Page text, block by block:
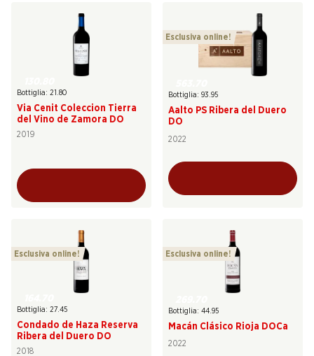
Bottiglia: 21.80
Via Cenit Coleccion Tierra
del Vino de Zamora DO
2019
Esclusiva online!
Bottiglia: 93.95
Aalto PS Ribera del Duero
DO
2022
Esclusiva online!
Bottiglia: 27.45
Condado de Haza Reserva
Ribera del Duero DO
2018
Esclusiva online!
Bottiglia: 44.95
Macán Clásico Rioja DOCa
2022